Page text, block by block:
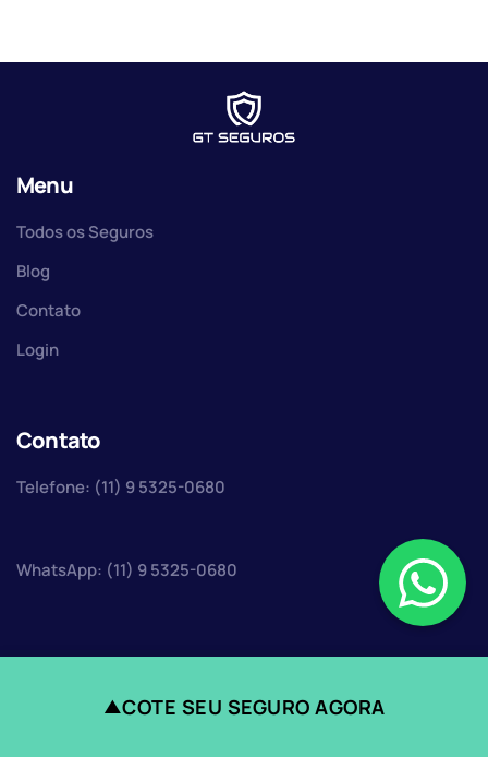
Menu
Todos os Seguros
Blog
Contato
Login
Contato
Telefone: (11) 9 5325-0680
WhatsApp: (11) 9 5325-0680
Faça uma cotação
▲COTE SEU SEGURO AGORA